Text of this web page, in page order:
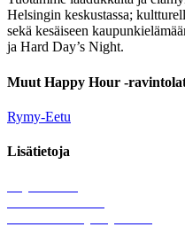
Helsingin keskustassa;
sekä kesäiseen
ja Hard Day’s Night.
Muut Happy Hour -
Rymy-Eetu
Lisätietoja